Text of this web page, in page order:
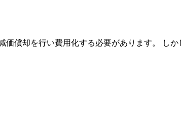
償却を行い費用化する必要があります。 し